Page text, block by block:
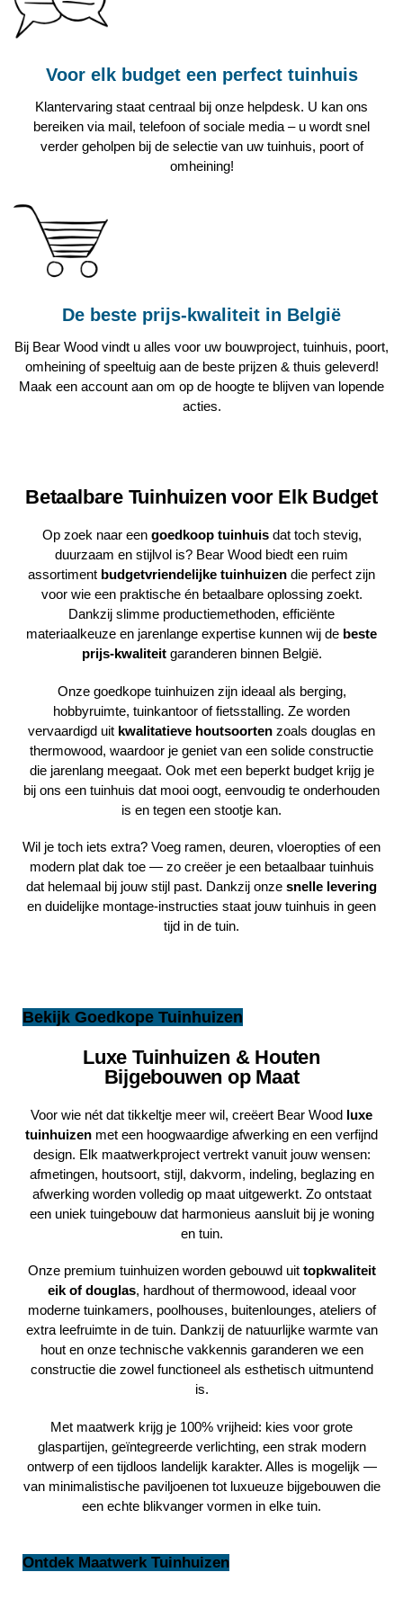
Voor elk budget een perfect tuinhuis
Klantervaring staat centraal bij onze helpdesk. U kan ons
bereiken via mail, telefoon of sociale media – u wordt snel
verder geholpen bij de selectie van uw tuinhuis, poort of
omheining!
De beste prijs-kwaliteit in België
Bij Bear Wood vindt u alles voor uw bouwproject, tuinhuis, poort,
omheining of speeltuig aan de beste prijzen & thuis geleverd!
Maak een account aan om op de hoogte te blijven van lopende
acties.
Betaalbare Tuinhuizen voor Elk Budget
Op zoek naar een goedkoop tuinhuisdat toch stevig,
duurzaam en stijlvol is? Bear Wood biedt een ruim
assortiment budgetvriendelijke tuinhuizen die perfect zijn
voor wie een praktische én betaalbare oplossing zoekt.
Dankzij slimme productiemethoden, efficiënte
materiaalkeuze en jarenlange expertise kunnen wij de beste
prijs-kwaliteitgaranderen binnen België.
Onze goedkope tuinhuizen zijn ideaal als berging,
hobbyruimte, tuinkantoor of fietsstalling. Ze worden
vervaardigd uit kwalitatieve houtsoorten zoals douglas en
thermowood, waardoor je geniet van een solide constructie
die jarenlang meegaat. Ook met een beperkt budget krijg je
bij ons een tuinhuis dat mooi oogt, eenvoudig te onderhouden
is en tegen een stootje kan.
Wil je toch iets extra? Voeg ramen, deuren, vloeropties of een
modern plat dak toe — zo creëer je een betaalbaar tuinhuis
dat helemaal bij jouw stijl past. Dankzij onze snelle levering
en duidelijke montage-instructies staat jouw tuinhuis in geen
tijd in de tuin.
Bekijk Goedkope Tuinhuizen
Luxe Tuinhuizen & Houten
Bijgebouwen op Maat
Voor wie nét dat tikkeltje meer wil, creëert Bear Wood luxe
tuinhuizen met een hoogwaardige afwerking en een verfijnd
design. Elk maatwerkproject vertrekt vanuit jouw wensen:
afmetingen, houtsoort, stijl, dakvorm, indeling, beglazing en
afwerking worden volledig op maat uitgewerkt. Zo ontstaat
een uniek tuingebouw dat harmonieus aansluit bij je woning
en tuin.
Onze premium tuinhuizen worden gebouwd uit topkwaliteit
eik of douglas, hardhout of thermowood, ideaal voor
moderne tuinkamers, poolhouses, buitenlounges, ateliers of
extra leefruimte in de tuin. Dankzij de natuurlijke warmte van
hout en onze technische vakkennis garanderen we een
constructie die zowel functioneel als esthetisch uitmuntend
is.
Met maatwerk krijg je 100% vrijheid: kies voor grote
glaspartijen, geïntegreerde verlichting, een strak modern
ontwerp of een tijdloos landelijk karakter. Alles is mogelijk —
van minimalistische paviljoenen tot luxueuze bijgebouwen die
een echte blikvanger vormen in elke tuin.
Ontdek Maatwerk Tuinhuizen